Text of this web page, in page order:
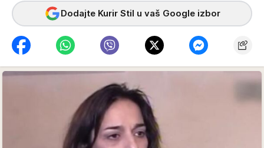
Dodajte Kurir Stil u vaš Google izbor